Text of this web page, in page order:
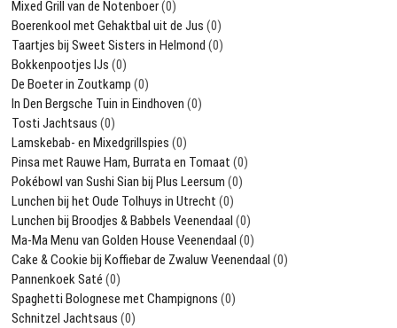
Mixed Grill van de Notenboer(0)
Boerenkool met Gehaktbal uit de Jus (0)
Taartjes bij Sweet Sisters in Helmond (0)
Bokkenpootjes IJs (0)
De Boeter in Zoutkamp (0)
In Den Bergsche Tuin in Eindhoven (0)
Tosti Jachtsaus (0)
Lamskebab- en Mixedgrillspies (0)
Pinsa met Rauwe Ham, Burrata en Tomaat (0)
Pokébowl van Sushi Sian bij Plus Leersum (0)
Lunchen bij het Oude Tolhuys in Utrecht (0)
Lunchen bij Broodjes & Babbels Veenendaal (0)
Ma-Ma Menu van Golden House Veenendaal (0)
Cake & Cookie bij Koffiebar de Zwaluw Veenendaal (0)
Pannenkoek Saté (0)
Spaghetti Bolognese met Champignons (0)
Schnitzel Jachtsaus (0)